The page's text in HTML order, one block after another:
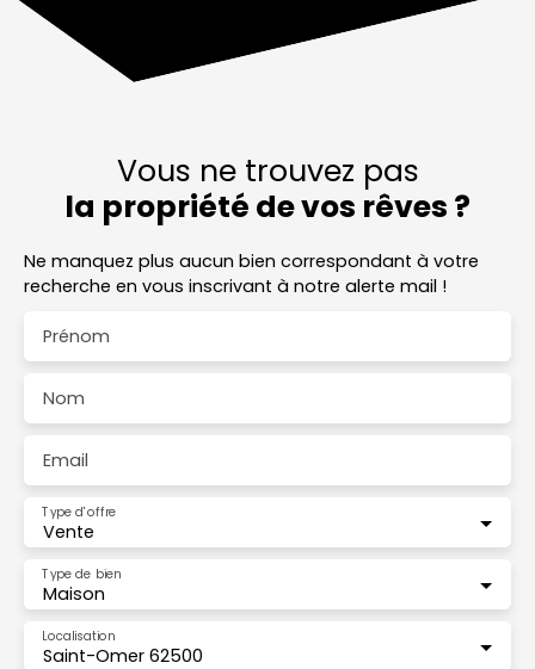
Vous ne trouvez pas
la propriété de vos rêves ?
Ne manquez plus aucun bien correspondant à votre
recherche en vous inscrivant à notre alerte mail !
Prénom
Nom
Email
Vente
Type d'offre
Maison
Type de bien
Saint-Omer 62500
Localisation